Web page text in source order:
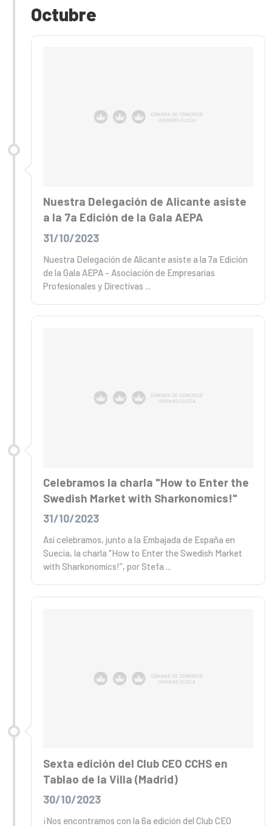
Octubre
Nuestra Delegación de Alicante asiste
a la 7a Edición de la Gala AEPA
31/10/2023
Nuestra Delegación de Alicante asiste a la 7a Edición
de la Gala AEPA - Asociación de Empresarias
Profesionales y Directivas ...
Celebramos la charla "How to Enter the
Swedish Market with Sharkonomics!"
31/10/2023
Así celebramos, junto a la Embajada de España en
Suecia, la charla "How to Enter the Swedish Market
with Sharkonomics!”, por Stefa ...
Sexta edición del Club CEO CCHS en
Tablao de la Villa (Madrid)
30/10/2023
¡Nos encontramos con la 6a edición del Club CEO